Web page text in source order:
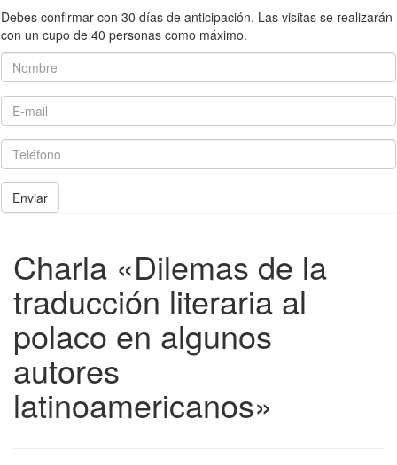
Debes confirmar con 30 días de anticipación. Las visitas se realizarán
con un cupo de 40 personas como máximo.
Nombre
E-mail
Teléfono
Enviar
Charla «Dilemas de la
traducción literaria al
polaco en algunos
autores
latinoamericanos»